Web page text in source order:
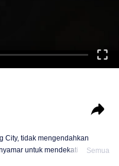
City, tidak mengendahkan
untuk mendekati tuanSemua